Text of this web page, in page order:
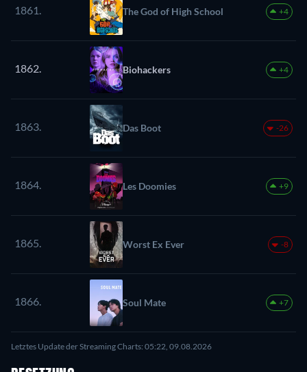
1861. The God of High School +4
1862. Biohackers +4
1863. Das Boot -26
1864. Les Doomies +9
1865. Worst Ex Ever -8
1866. Soul Mate +7
Letztes Update der Streaming Charts: 05:22, 09.08.2026